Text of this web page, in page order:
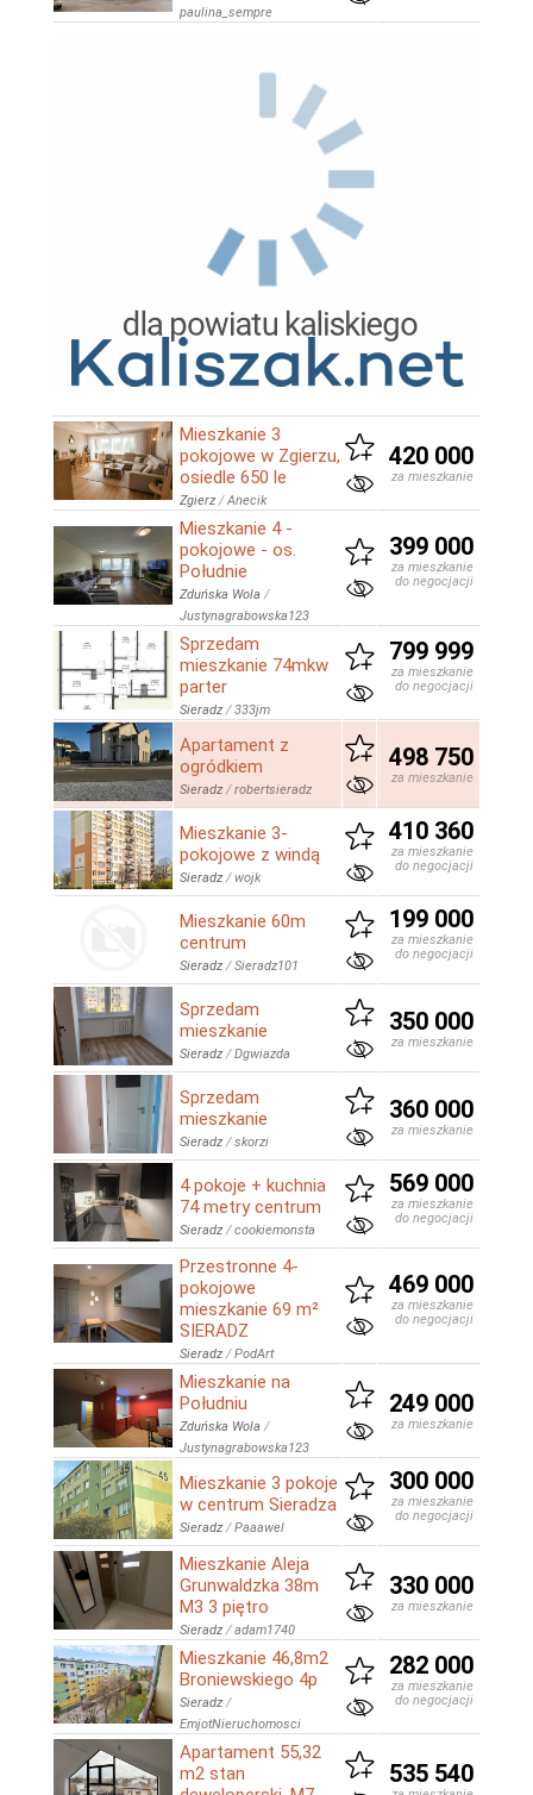
paulina_sempre
Mieszkanie 3
pokojowe w Zgierzu,
osiedle 650 le
Zgierz /Anecik
420 000
za mieszkanie
Mieszkanie 4 -
pokojowe - os.
Południe
Zduńska Wola /
Justynagrabowska123
399 000
za mieszkanie
do negocjacji
Sprzedam
mieszkanie 74mkw
parter
Sieradz /333jm
799 999
za mieszkanie
do negocjacji
Apartament z
ogródkiem
Sieradz /robertsieradz
498 750
za mieszkanie
Mieszkanie 3-
pokojowe z windą
Sieradz /wojk
410 360
za mieszkanie
do negocjacji
Mieszkanie 60m
centrum
Sieradz /Sieradz101
199 000
za mieszkanie
do negocjacji
Sprzedam
mieszkanie
Sieradz /Dgwiazda
350 000
za mieszkanie
Sprzedam
mieszkanie
Sieradz /skorzi
360 000
za mieszkanie
4 pokoje + kuchnia
74 metry centrum
Sieradz /cookiemonsta
569 000
za mieszkanie
do negocjacji
Przestronne 4-
pokojowe
mieszkanie 69 m²
SIERADZ
Sieradz /PodArt
469 000
za mieszkanie
do negocjacji
Mieszkanie na
Południu
Zduńska Wola /
Justynagrabowska123
249 000
za mieszkanie
Mieszkanie 3 pokoje
w centrum Sieradza
Sieradz /Paaawel
300 000
za mieszkanie
do negocjacji
Mieszkanie Aleja
Grunwaldzka 38m
M3 3 piętro
Sieradz /adam1740
330 000
za mieszkanie
Mieszkanie 46,8m2
Broniewskiego 4p
Sieradz /
EmjotNieruchomosci
282 000
za mieszkanie
do negocjacji
Apartament 55,32
m2 stan
535 540